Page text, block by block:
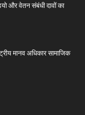
और वेतन संबंधी दावों का
मानव अधिकार सामाजिक